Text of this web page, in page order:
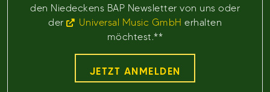
den Niedeckens BAP Newsletter von uns oder
der
Universal Music GmbH erhalten
möchtest.**
JETZT ANMELDEN